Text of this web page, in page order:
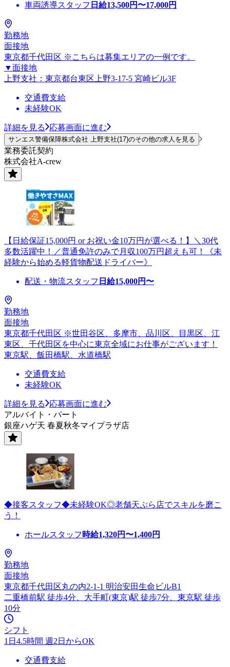
車両誘導スタッフ 日給13,500円〜17,000円
勤務地
面接地
東京都千代田区 ※こちらは募集エリアの一例です。
▼面接地
上野支社：東京都台東区上野3-17-5 宮崎ビル3F
交通費支給
未経験OK
詳細を見る 応募画面に進む
サンエス警備保障株式会社 上野支社(17)のその他の求人を見る
業務委託契約
株式会社A-crew
【日給保証15,000円 or お祝い金10万円が選べる！】＼30代
多数活躍中！／普通免許のみで月収100万円超えも可！《未
経験から始める軽貨物配送ドライバー》
配送・物流スタッフ 日給15,000円〜
勤務地
面接地
東京都千代田区 ※世田谷区、多摩市、品川区、目黒区、江
東区、千代田区を中心に東京全域にお仕事がございます！
東京駅、飯田橋駅、水道橋駅
交通費支給
未経験OK
詳細を見る
応募画面に進む
アルバイト・パート
銀座ハゲ天 春夏秋冬マイプラザ店
◆接客スタッフ◆未経験OK◎老舗天ぷら店でスキルを磨こ
う！
ホールスタッフ 時給1,320円〜1,400円
勤務地
面接地
東京都千代田区丸の内2-1-1 明治安田生命ビルB1
二重橋前駅 徒歩4分、大手町(東京)駅 徒歩7分、東京駅 徒歩
10分
シフト
1日4.5時間 週2日からOK
交通費支給